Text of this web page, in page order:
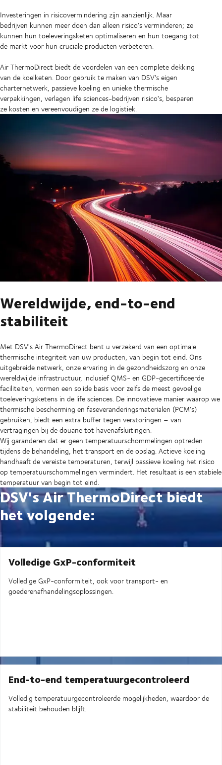
Investeringen in risicovermindering zijn aanzienlijk. Maar
bedrijven kunnen meer doen dan alleen risico's verminderen; ze
kunnen hun toeleveringsketen optimaliseren en hun toegang tot
de markt voor hun cruciale producten verbeteren.
Air ThermoDirect biedt de voordelen van een complete dekking
van de koelketen. Door gebruik te maken van DSV's eigen
charternetwerk, passieve koeling en unieke thermische
verpakkingen, verlagen life sciences-bedrijven risico's, besparen
ze kosten en vereenvoudigen ze de logistiek.
Wereldwijde, end-to-end
stabiliteit
Met DSV's Air ThermoDirect bent u verzekerd van een optimale
thermische integriteit van uw producten, van begin tot eind. Ons
uitgebreide netwerk, onze ervaring in de gezondheidszorg en onze
wereldwijde infrastructuur, inclusief QMS- en GDP-gecertificeerde
faciliteiten, vormen een solide basis voor zelfs de meest gevoelige
toeleveringsketens in de life sciences. De innovatieve manier waarop we
thermische bescherming en faseveranderingsmaterialen (PCM's)
gebruiken, biedt een extra buffer tegen verstoringen – van
vertragingen bij de douane tot havenafsluitingen.
Wij garanderen dat er geen temperatuurschommelingen optreden
tijdens de behandeling, het transport en de opslag. Actieve koeling
handhaaft de vereiste temperaturen, terwijl passieve koeling het risico
op temperatuurschommelingen vermindert. Het resultaat is een stabiele
temperatuur van begin tot eind.
DSV's Air ThermoDirect biedt
het volgende:
Volledige GxP-conformiteit
Volledige GxP-conformiteit, ook voor transport- en
goederenafhandelingsoplossingen.
End-to-end temperatuurgecontroleerd
Volledig temperatuurgecontroleerde mogelijkheden, waardoor de
stabiliteit behouden blijft.